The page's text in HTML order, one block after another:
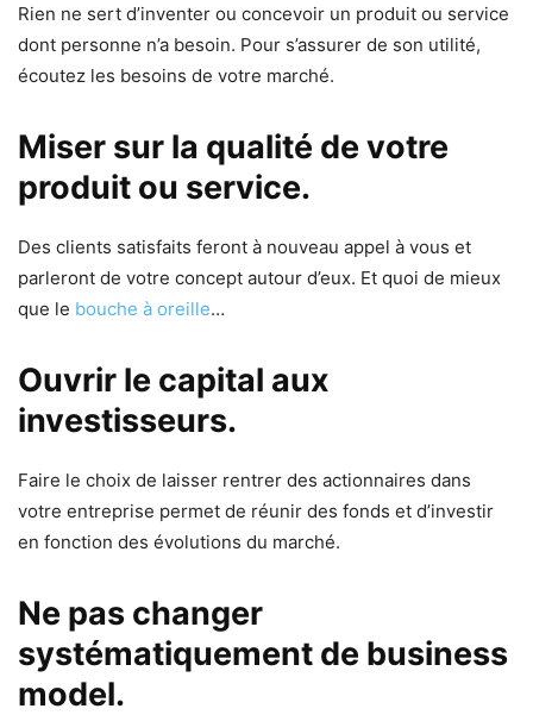
Rien ne sert d’inventer ou concevoir un produit ou service
dont personne n’a besoin. Pour s’assurer de son utilité,
écoutez les besoins de votre marché.
Miser sur la qualité de votre
produit ou service.
Des clients satisfaits feront à nouveau appel à vous et
parleront de votre concept autour d’eux. Et quoi de mieux
que le bouche à oreille…
Ouvrir le capital aux
investisseurs.
Faire le choix de laisser rentrer des actionnaires dans
votre entreprise permet de réunir des fonds et d’investir
en fonction des évolutions du marché.
Ne pas changer
systématiquement de business
model.